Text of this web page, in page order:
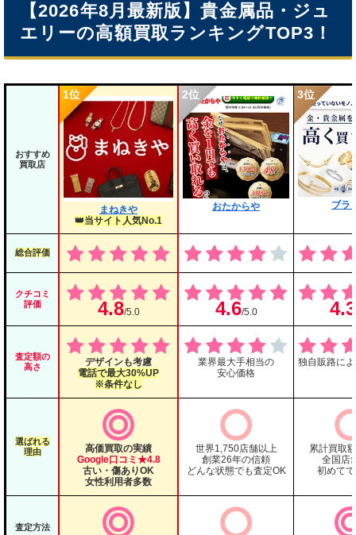
【2026年8月最新版】貴金属品・ジュ
エリーの高額買取ランキングTOP3！
おすすめ
買取店
まねきや
👑当サイト人気No.1
おたからや ブラ
総合評価
クチコミ
評価
4.8/5.0 4.6/5.0 4.3
査定額の
高さ
デザインも考慮
電話で最大30%UP
※条件なし
業界最大手相当の
安心価格
独自販路に
選ばれる
理由
高価買取の実績
Google口コミ★4.8
古い・傷ありOK
女性利用者多数
世界1,750店舗以上
創業26年の信頼
どんな状態でも査定OK
累計買取
全国店
初めて
査定方法